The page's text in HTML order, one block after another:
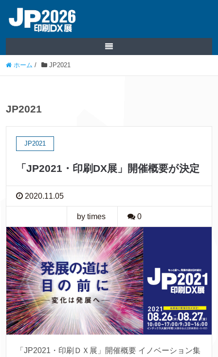
ホーム / JP2021
JP2021
JP2021
「JP2021・印刷DX展」開催概要が決定
2020.11.05
by times 0
「JP2021・印刷ＤＸ展」開催概要 イノベーション集